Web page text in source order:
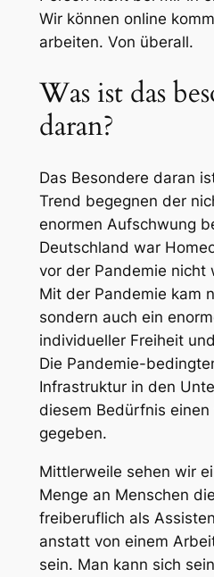
Wir können online
arbeiten. Von überall.
Was ist das
daran?
Das Besondere daran
Trend begegnen der
enormen Aufschwung
Deutschland war
vor der Pandemie nicht
Mit der Pandemie kam
sondern auch ein
individueller Freiheit
Die Pandemie-
Infrastruktur in den
diesem Bedürfnis einen
gegeben.
Mittlerweile sehen wir
Menge an Menschen
freiberuflich als
anstatt von einem
sein. Man kann sich